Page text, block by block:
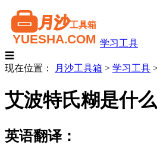
学习工具
☰
现在位置：
月沙工具箱 > 学习工具
艾波特氏糊是什
英语翻译：